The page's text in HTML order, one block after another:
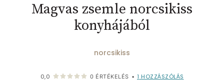
Magvas zsemle norcsikiss
konyhájából
norcsikiss
0,0 0 ÉRTÉKELÉS • 1 HOZZÁSZÓLÁS